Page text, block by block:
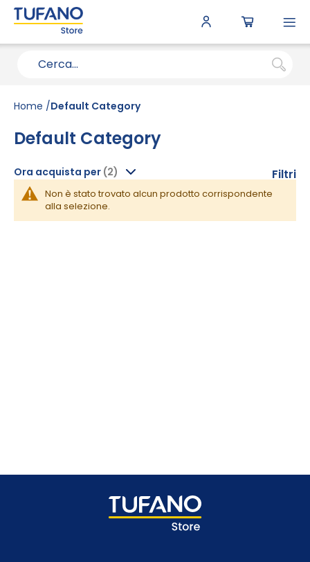
Home Default Category
Default Category
Non è stato trovato alcun prodotto corrispondente
alla selezione.
Filtri
Ora acquista per